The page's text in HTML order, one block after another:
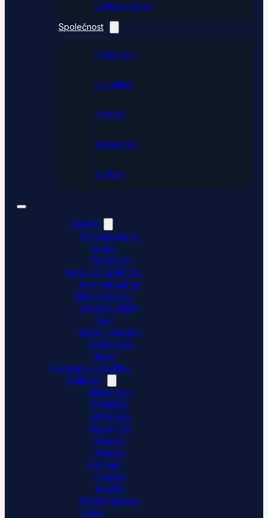
Dativery Agent
Společnost
O Dativery
Co umíme
Partneři
Reference
Kontakt
Řešení
Propojujeme e-
shopy
Přenášíme
platby do účetnictví
Automatizujeme
data a procesy
Doplňky ABRA
Flexi
Mobilní skladník
Vytěžování
faktur
Integrace a doplňky
Aplikace
ABRA Flexi
POHODA
ABRA Gen
Money S3
Shoptet
Shoptet
Premium
Upgates
Shopify
WooCommerce
Ceník